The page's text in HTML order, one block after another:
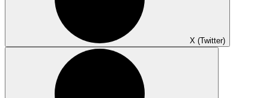
X (Twitter)